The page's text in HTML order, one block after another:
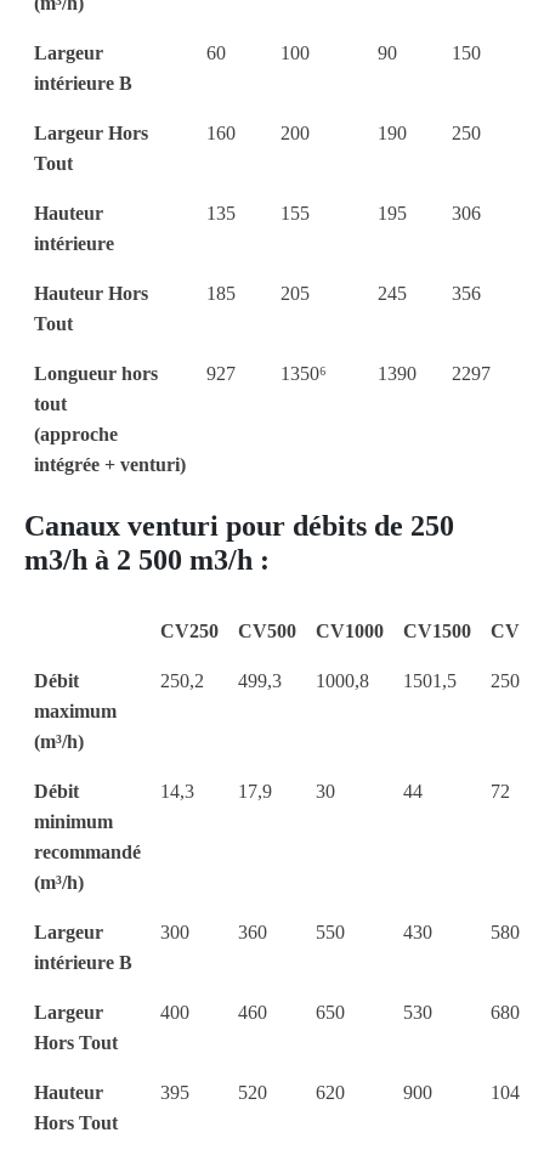
Largeur
intérieure B
60 100 90 150
Largeur Hors
Tout
160 200 190 250
Hauteur
intérieure
135 155 195 306
Hauteur Hors
Tout
185 205 245 356
Longueur hors
tout
(approche
intégrée + venturi)
927 1350⁶ 1390 2297
Canaux venturi pour débits de 250
m3/h à 2 500 m3/h :
CV250 CV500 CV1000 CV1500
Débit
maximum
(m³/h)
250,2 499,3 1000,8 1501,5 2500,1
Débit
minimum
recommandé
(m³/h)
14,3 17,9 30 44 72
Largeur
intérieure B
300 360 550 430 580
Largeur
Hors Tout
400 460 650 530 680
Hauteur
Hors Tout
395 520 620 900 1040